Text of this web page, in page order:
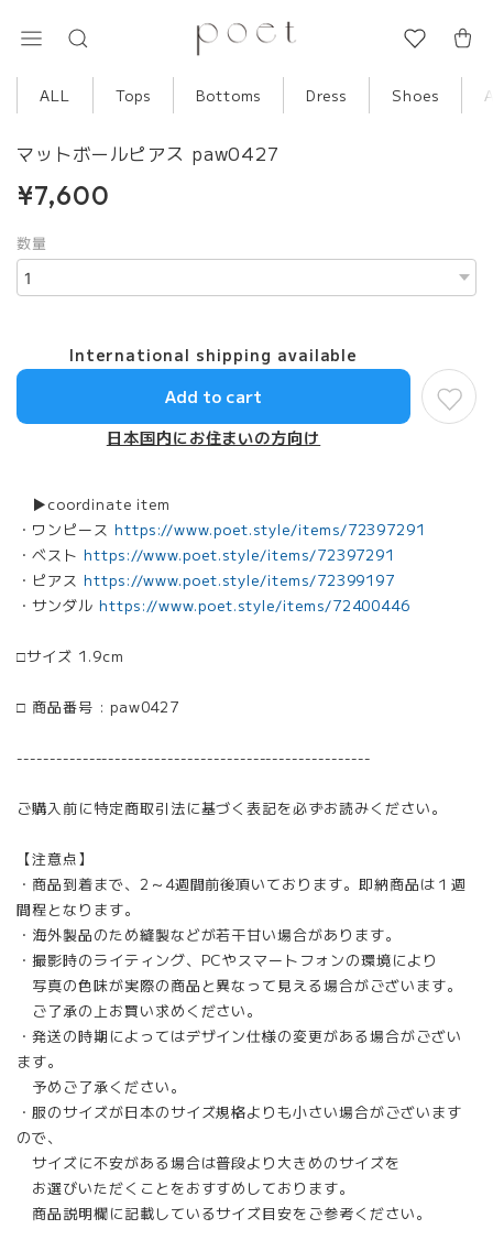
ALL Tops Bottoms Dress Shoes
マットボールピアス paw0427
¥7,600
数量
International shipping available
Add to cart
日本国内にお住まいの方向け
▶︎coordinate item
・ワンピース https://www.poet.style/items/72397291
・ベスト https://www.poet.style/items/72397291
・ピアス https://www.poet.style/items/72399197
・サンダル https://www.poet.style/items/72400446
□サイズ 1.9cm
□ 商品番号 : paw0427
------------------------------------------------------
ご購入前に特定商取引法に基づく表記を必ずお読みください。
【注意点】
・商品到着まで、2～4週間前後頂いております。即納商品は１週
間程となります。
・海外製品のため縫製などが若干甘い場合があります。
・撮影時のライティング、PCやスマートフォンの環境により
写真の色味が実際の商品と異なって見える場合がございます。
ご了承の上お買い求めください。
・発送の時期によってはデザイン仕様の変更がある場合がござい
ます。
予めご了承ください。
・服のサイズが日本のサイズ規格よりも小さい場合がございます
ので、
サイズに不安がある場合は普段より大きめのサイズを
お選びいただくことをおすすめしております。
商品説明欄に記載しているサイズ目安をご参考ください。